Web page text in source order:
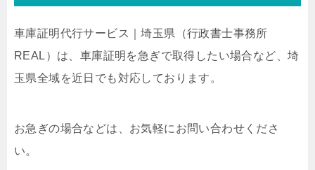
車庫証明代行サービス｜埼玉県 （行政書士事務所
REAL） は、車庫証明を急ぎで取得したい場合など、埼
玉県全域を近日でも対応しております。
お急ぎの場合などは、お気軽にお問い合わせくださ
い。